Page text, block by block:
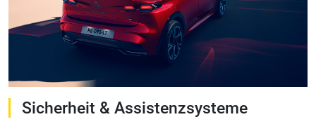
Sicherheit & Assistenzsysteme